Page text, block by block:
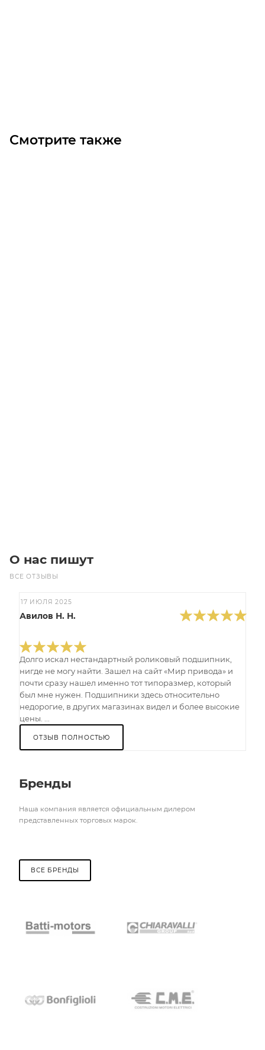
Смотрите также
О нас пишут
ВСЕ ОТЗЫВЫ
17 ИЮЛЯ 2025
Авилов Н. Н.
Долго искал нестандартный роликовый подшипник,
нигде не могу найти. Зашел на сайт «Мир привода» и
почти сразу нашел именно тот типоразмер, который
был мне нужен. Подшипники здесь относительно
недорогие, в других магазинах видел и более высокие
цены. ...
ОТЗЫВ ПОЛНОСТЬЮ
Бренды
Наша компания является официальным дилером
представленных торговых марок.
ВСЕ БРЕНДЫ